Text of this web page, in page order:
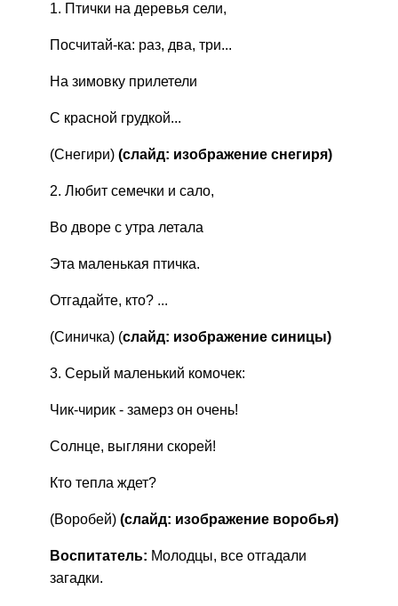
1. Птички на деревья сели,
Посчитай-ка: раз, два, три...
На зимовку прилетели
С красной грудкой...
(Снегири) (слайд: изображение снегиря)
2. Любит семечки и сало,
Во дворе с утра летала
Эта маленькая птичка.
Отгадайте, кто? ...
(Синичка) (слайд: изображение синицы)
3. Серый маленький комочек:
Чик-чирик - замерз он очень!
Солнце, выгляни скорей!
Кто тепла ждет?
(Воробей) (слайд: изображение воробья)
Воспитатель: Молодцы, все отгадали
загадки.